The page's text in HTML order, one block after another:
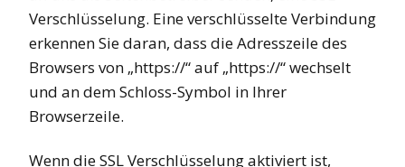
Verschlüsselung. Eine verschlüsselte Verbindung
erkennen Sie daran, dass die Adresszeile des
Browsers von „https://“ auf „https://“ wechselt
und an dem Schloss-Symbol in Ihrer
Browserzeile.
Wenn die SSL Verschlüsselung aktiviert ist,